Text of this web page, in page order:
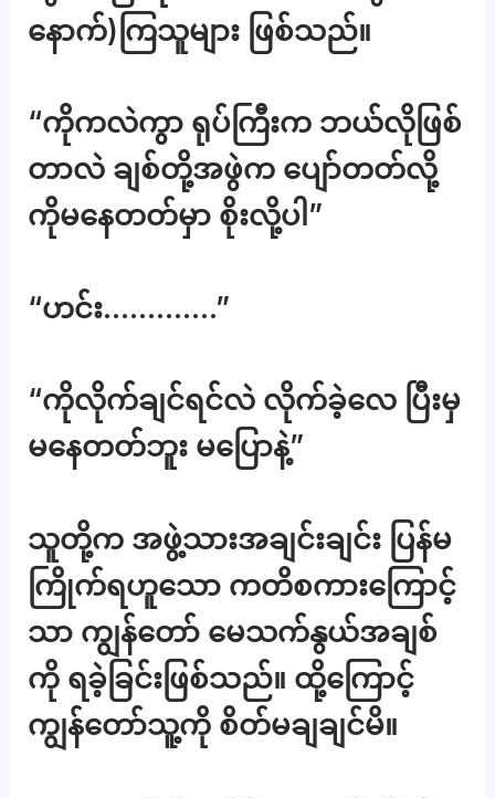
နောက်)ကြသူများ ဖြစ်သည်။
“ကိုကလဲကွာ ရုပ်ကြီးက ဘယ်လိုဖြစ်
တာလဲ ချစ်တို့အဖွဲက ပျော်တတ်လို့
ကိုမနေတတ်မှာ စိုးလို့ပါ”
“ဟင်း………….”
“ကိုလိုက်ချင်ရင်လဲ လိုက်ခဲ့လေ ပြီးမှ
မနေတတ်ဘူး မပြောနဲ့”
သူတို့က အဖွဲ့သားအချင်းချင်း ပြန်မ
ကြိုက်ရဟူသော ကတိစကားကြောင့်
သာ ကျွန်တော် မေသက်နွယ်အချစ်
ကို ရခဲ့ခြင်းဖြစ်သည်။ ထို့ကြောင့်
ကျွန်တော်သူ့ကို စိတ်မချချင်မိ။